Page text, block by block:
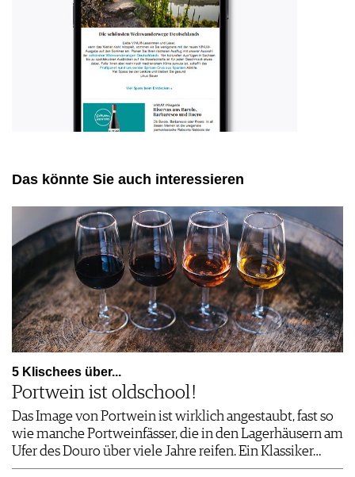
Das könnte Sie auch interessieren
5 Klischees über...
Portwein ist oldschool !
Das Image von Portwein ist wirklich angestaubt, fast so
wie manche Portweinfässer, die in den Lagerhäusern am
Ufer des Douro über viele Jahre reifen. Ein Klassiker…